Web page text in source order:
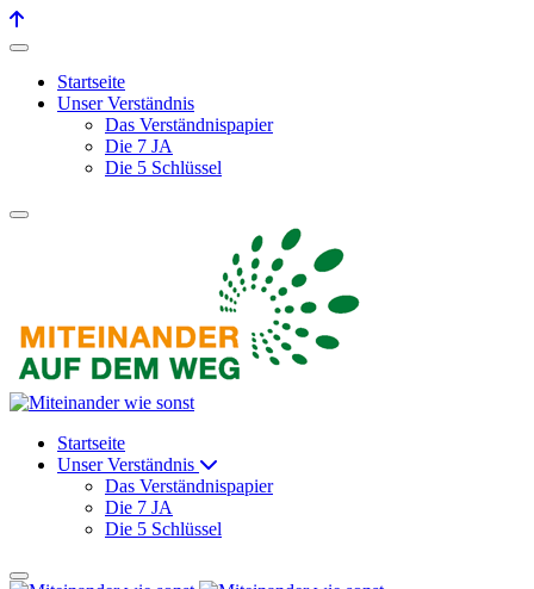
Startseite
Unser Verständnis
Das Verständnispapier
Die 7 JA
Die 5 Schlüssel
Startseite
Unser Verständnis
Das Verständnispapier
Die 7 JA
Die 5 Schlüssel